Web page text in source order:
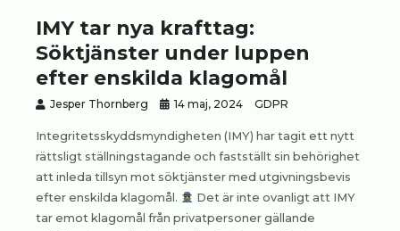
IMY tar nya krafttag:
Söktjänster under luppen
efter enskilda klagomål
Jesper Thornberg 14 maj, 2024 GDPR
Integritetsskyddsmyndigheten (IMY) har tagit ett nytt
rättsligt ställningstagande och fastställt sin behörighet
att inleda tillsyn mot söktjänster med utgivningsbevis
efter enskilda klagomål.
Det är inte ovanligt att IMY
tar emot klagomål från privatpersoner gällande